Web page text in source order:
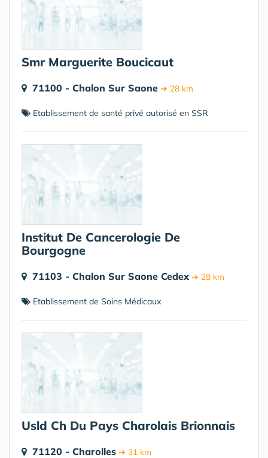
Smr Marguerite Boucicaut
71100 - Chalon Sur Saone ➔ 28 km
Etablissement de santé privé autorisé en SSR
Institut De Cancerologie De
Bourgogne
71103 - Chalon Sur Saone Cedex ➔ 28 km
Etablissement de Soins Médicaux
Usld Ch Du Pays Charolais Brionnais
71120 - Charolles ➔ 31 km